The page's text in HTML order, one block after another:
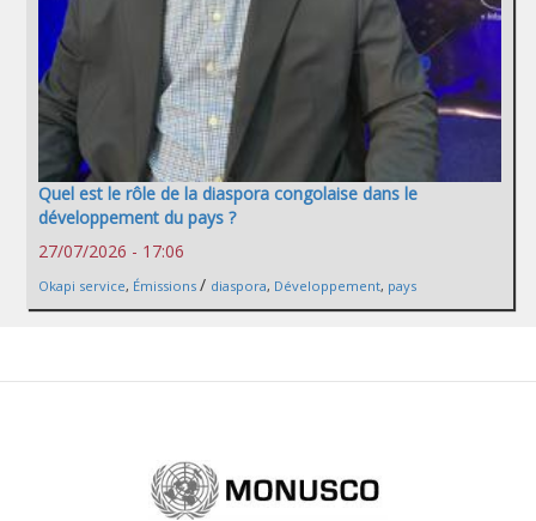
Quel est le rôle de la diaspora congolaise dans le
développement du pays ?
27/07/2026 - 17:06
Okapi service, Émissions / diaspora, Développement, pays